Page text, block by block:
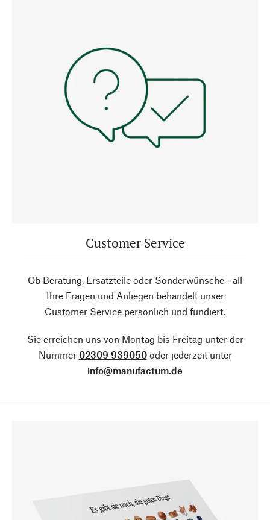
Customer Service
Ob Beratung, Ersatzteile oder Sonderwünsche - all
Ihre Fragen und Anliegen behandelt unser
Customer Service persönlich und fundiert.
Sie erreichen uns von Montag bis Freitag unter der
Nummer 02309 939050oder jederzeit unter
info@manufactum.de